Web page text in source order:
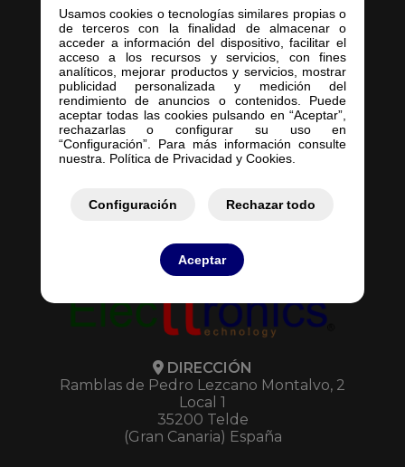
Usamos cookies o tecnologías similares propias o
de terceros con la finalidad de almacenar o
acceder a información del dispositivo, facilitar el
acceso a los recursos y servicios, con fines
analíticos, mejorar productos y servicios, mostrar
publicidad personalizada y medición del
rendimiento de anuncios o contenidos. Puede
aceptar todas las cookies pulsando en “Aceptar”,
rechazarlas o configurar su uso en
“Configuración”. Para más información consulte
nuestra. Política de Privacidad y Cookies.
Configuración Rechazar todo
Aceptar
Inicio
Empresa
Servicios
Contacto
Mis Presupuestos
DIRECCIÓN
Ramblas de Pedro Lezcano Montalvo, 2
Local 1
35200 Telde
(Gran Canaria) España